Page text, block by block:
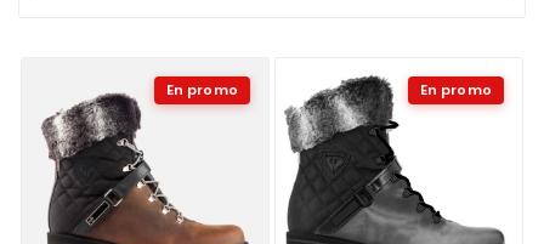
En promo En promo